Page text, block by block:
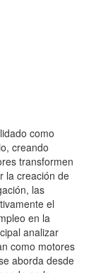
como
creando
transformen
la creación de
las
el
en la
analizar
como motores
aborda desde